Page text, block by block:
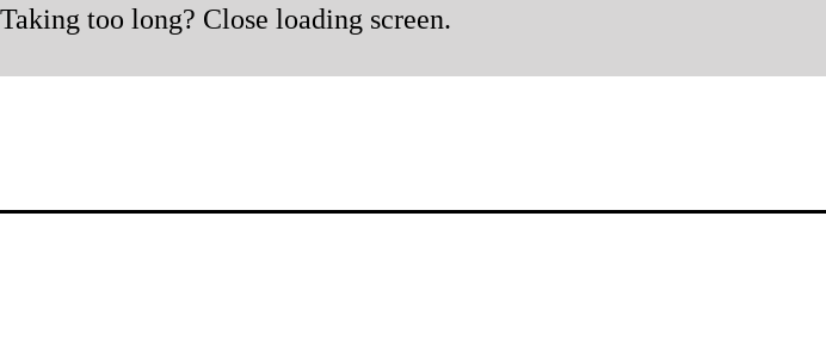
Taking too long? Close loading screen.